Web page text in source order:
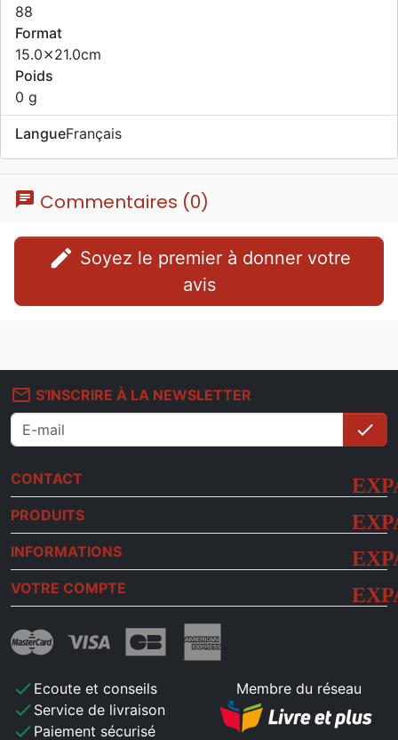
88
Format
15.0⨯21.0cm
Poids
0 g
LangueFrançais
chat Commentaires (0)
edit
avis
mail_outline S'INSCRIRE À LA NEWSLETTER
check
CONTACT
PRODUITS
INFORMATIONS
VOTRE COMPTE
check Ecoute et conseils
check Service de livraison
check Paiement sécurisé
Membre du réseau